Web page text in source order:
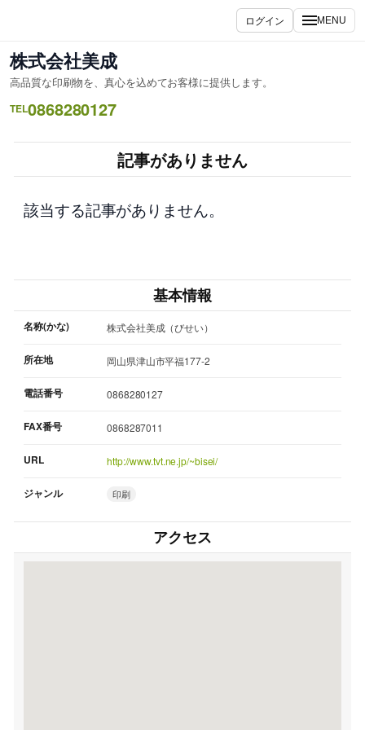
を
ス
キ
ッ
ログイン MENU
株式会社美成
高品質な印刷物を、真心を込めてお客様に提供します。
TEL0868280127
記事がありません
該当する記事がありません。
基本情報
名称(かな) 株式会社美成（びせい）
所在地 岡山県津山市平福177-2
電話番号 0868280127
FAX番号 0868287011
URL http://www.tvt.ne.jp/~bisei/
ジャンル 印刷
アクセス